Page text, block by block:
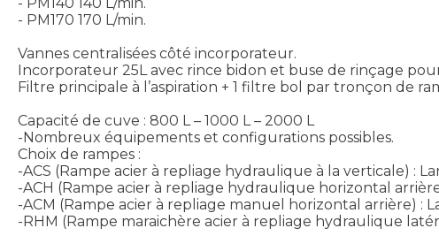
- PM140 140 L/min.
- PM170 170 L/min.
Vannes centralisées côté incorporateur.
Incorporateur 25L avec rince bidon et buse de rinçage
Filtre principale à l’aspiration + 1 filtre bol par tronçon de
Capacité de cuve : 800 L – 1000 L – 2000 L
-Nombreux équipements et configurations possibles.
Choix de rampes :
-ACS (Rampe acier à repliage hydraulique à la verticale) :
-ACH (Rampe acier à repliage hydraulique horizontal
-ACM (Rampe acier à repliage manuel horizontal arrière) :
-RHM (Rampe maraichère acier à repliage hydraulique